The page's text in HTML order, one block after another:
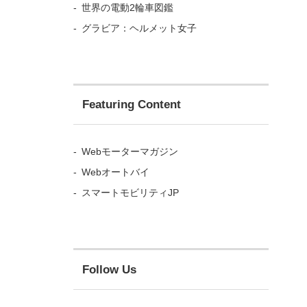
世界の電動2輪車図鑑
グラビア：ヘルメット女子
Featuring Content
Webモーターマガジン
Webオートバイ
スマートモビリティJP
Follow Us